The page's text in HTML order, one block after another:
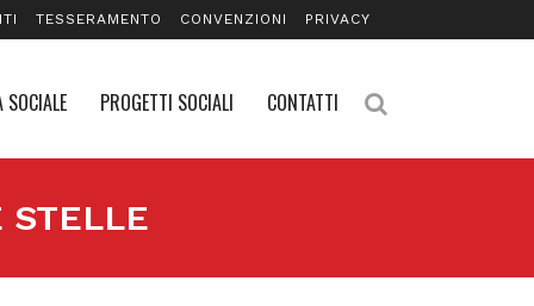
TESSERAMENTO CONVENZIONI PRIVACY
PROGETTI SOCIALI CONTATTI